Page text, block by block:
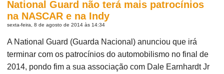
National Guard não terá mais patrocínios
na NASCAR e na Indy
sexta-feira, 8 de agosto de 2014 às 14:34
A National Guard (Guarda Nacional) anunciou que irá
terminar com os patrocínios do automobilismo no final de
2014, pondo fim a sua associação com Dale Earnhardt Jr